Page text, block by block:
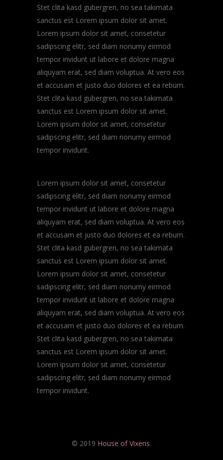
Stet clita kasd gubergren, no sea takimata
sanctus est Lorem ipsum dolor sit amet.
Lorem ipsum dolor sit amet, consetetur
sadipscing elitr, sed diam nonumy eirmod
tempor invidunt ut labore et dolore magna
aliquyam erat, sed diam voluptua. At vero eos
et accusam et justo duo dolores et ea rebum.
Stet clita kasd gubergren, no sea takimata
sanctus est Lorem ipsum dolor sit amet.
Lorem ipsum dolor sit amet, consetetur
sadipscing elitr, sed diam nonumy eirmod
tempor invidunt.
Lorem ipsum dolor sit amet, consetetur
sadipscing elitr, sed diam nonumy eirmod
tempor invidunt ut labore et dolore magna
aliquyam erat, sed diam voluptua. At vero eos
et accusam et justo duo dolores et ea rebum.
Stet clita kasd gubergren, no sea takimata
sanctus est Lorem ipsum dolor sit amet.
Lorem ipsum dolor sit amet, consetetur
sadipscing elitr, sed diam nonumy eirmod
tempor invidunt ut labore et dolore magna
aliquyam erat, sed diam voluptua. At vero eos
et accusam et justo duo dolores et ea rebum.
Stet clita kasd gubergren, no sea takimata
sanctus est Lorem ipsum dolor sit amet.
Lorem ipsum dolor sit amet, consetetur
sadipscing elitr, sed diam nonumy eirmod
tempor invidunt.
© 2019 House of Vixens.